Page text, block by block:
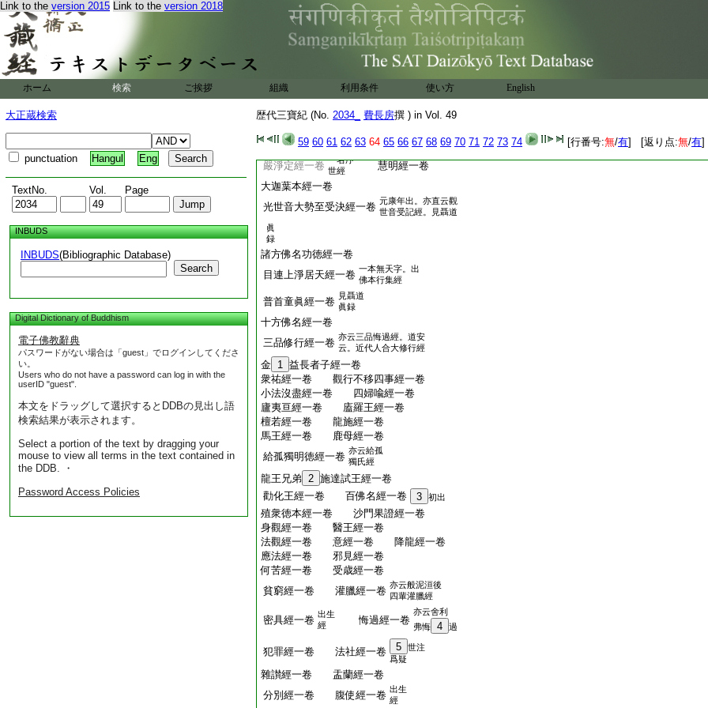
Link to the version 2015 Link to the version 2018
ホーム 検索 ご挨拶 組織 利用条件 使い方 English
大正蔵検索
punctuation Hangul Eng
TextNo. Vol. Page
INBUDS
INBUDS(Bibliographic Database)
Search
Digital Dictionary of Buddhism
電子佛教辭典
パスワードがない場合は「guest」でログインしてくださ
い。
Users who do not have a password can log in with the
userID "guest".
本文をドラッグして選択するとDDBの見出し語
検索結果が表示されます。
Select a portion of the text by dragging your
mouse to view all terms in the text contained in
the DDB. ・
Password Access Policies
歴代三寶紀 (No. 2034_ 費長房撰 ) in Vol. 49
59 60 61 62 63 64 65 66 67 68 69 70 71 72 73 74 [行番号:無/有] [返り点:無/有]
六十二見經一卷 亦云梵網六十二
見經見竺道祖録
四自侵經一卷
或二卷亦云無言菩薩經。
出大集。見聶道眞録
聖法印經一卷
元康四年十二月五日。於酒泉郡出。
竺法首筆受。亦直云聖印經。亦云慧
含。見聶道眞及寶唱録
移山經一卷 士移山經
嚴淨定經一卷 一名序
世經
慧明經一卷
大迦葉本經一卷
光世音大勢至受決經一卷 元康年出。亦直云觀
世音受記經。見聶道
眞
録
諸方佛名功徳經一卷
目連上淨居天經一卷 一本無天字。出
佛本行集經
普首童眞經一卷 見聶道
眞録
十方佛名經一卷
三品修行經一卷 亦云三品悔過經。道安
云。近代人合大修行經
金 1 益長者子經一卷
衆祐經一卷 觀行不移四事經一卷
小法沒盡經一卷 四婦喩經一卷
廬夷亘經一卷 廅羅王經一卷
檀若經一卷 龍施經一卷
馬王經一卷 鹿母經一卷
給孤獨明徳經一卷 亦云給孤
獨氏經
龍王兄弟 2 施達試王經一卷
勸化王經一卷 百佛名經一卷
3 初出
殖衆徳本經一卷 沙門果證經一卷
身觀經一卷 醫王經一卷
法觀經一卷 意經一卷 降龍經一卷
應法經一卷 邪見經一卷
何苦經一卷 受歳經一卷
貧窮經一卷 灌臘經一卷 亦云般泥洹後
四輩灌臘經
密具經一卷 出生
經
悔過經一卷
亦云舍利
弗悔
4 過
犯罪經一卷 法社經一卷 5
世注
爲疑
雜讃經一卷 盂蘭經一卷
分別經一卷 腹使經一卷 出生
經